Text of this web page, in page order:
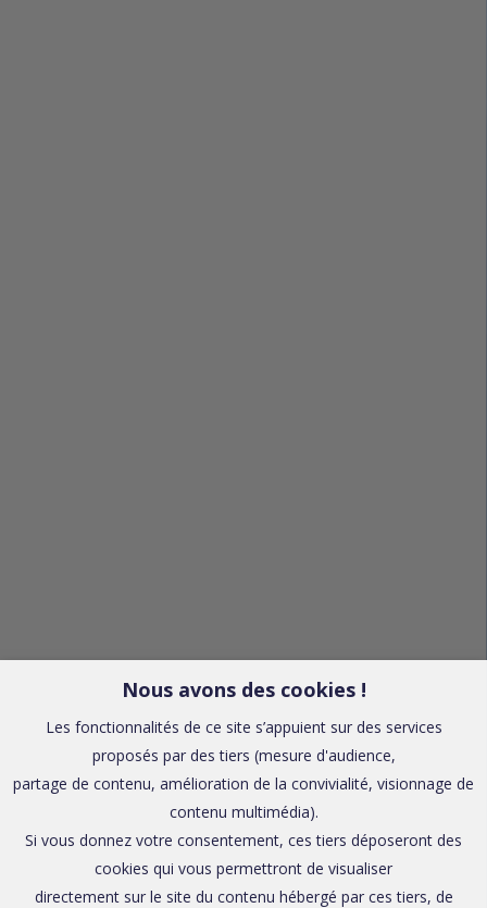
Nous avons des cookies !
Les fonctionnalités de ce site s’appuient sur des services
proposés par des tiers (mesure d'audience,
partage de contenu, amélioration de la convivialité, visionnage de
contenu multimédia).
Si vous donnez votre consentement, ces tiers déposeront des
cookies qui vous permettront de visualiser
directement sur le site du contenu hébergé par ces tiers, de